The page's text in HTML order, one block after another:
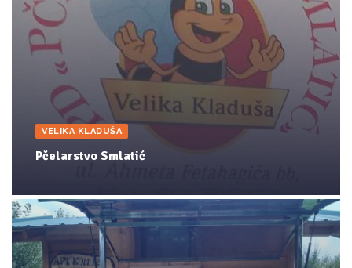
VELIKA KLADUŠA
Pčelarstvo Smlatić